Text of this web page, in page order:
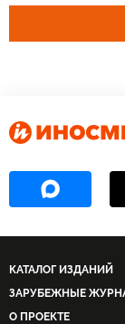
КАТАЛОГ ИЗДАНИЙ
ЗАРУБЕЖНЫЕ
О ПРОЕКТЕ